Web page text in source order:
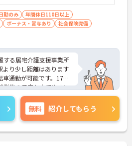
勤のみ
年間休日110日以上
ボーナス・賞与あり
社会保険完備
する居宅介護支援事業所
より少し距離はあります
通勤が可能です。17時
業後の予定も立てやすい
支援、保育教育を展開す
、充実した福利厚生も
には、面接対策ポイント
いたしますのでお気軽に
無料 紹介してもらう